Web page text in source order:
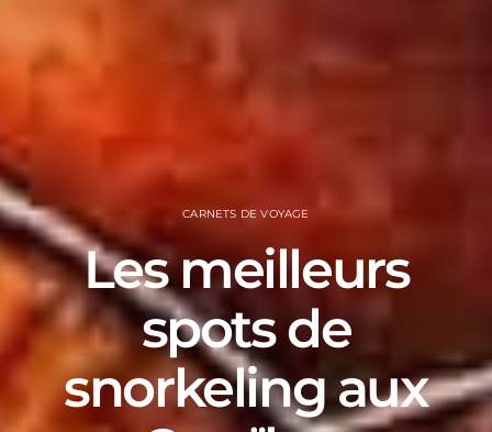
CARNETS DE VOYAGE
Les meilleurs
spots de
snorkeling aux